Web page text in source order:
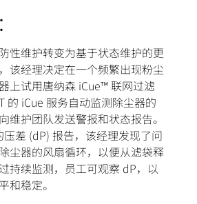
性维护转变为基于状态维护的更
该经理决定在一个频繁出现粉尘
上试用唐纳森 iCue™ 联网过滤
的 iCue 服务自动监测除尘器的
维护团队发送警报和状态报告。
压差 (dP) 报告，该经理发现了问
尘器的风扇循环，以便从滤袋释
持续监测，员工可观察 dP，以
和稳定。